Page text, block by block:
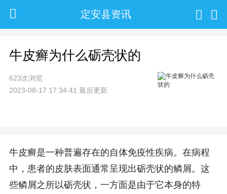
定安县资讯
牛皮癣为什么砺壳状的
623次浏览
2023-08-17 17:34:41 最后更新
牛皮癣是一种普遍存在的自体免疫性疾病。在病程
中，患者的皮肤表面通常呈现出砺壳状的鳞屑。这
些鳞屑之所以砺壳状，一方面是由于它本身的特